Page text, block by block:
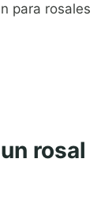
para rosales
rosal